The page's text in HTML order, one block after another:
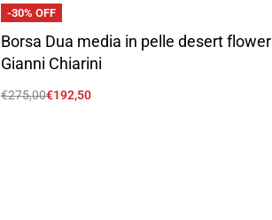
-30% OFF
Borsa Dua media in pelle desert flower
Gianni Chiarini
€275,00€192,50